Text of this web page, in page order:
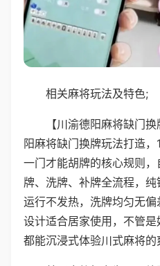
相关麻将玩法及特色;
【川渝德阳麻将缺门
阳麻将缺门换牌玩法打造
一门才能胡牌的核心规则
牌、洗牌、补牌全流程，
运行不发热，洗牌均匀无
设计适合居家使用，不管是
都能沉浸式体验川式麻将的